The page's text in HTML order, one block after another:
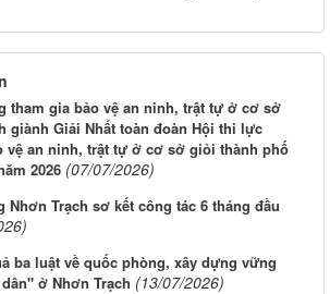
gia bảo vệ an ninh, trật tự ở cơ sở
giành Giải Nhất toàn đoàn Hội thi lực
vệ an ninh, trật tự ở cơ sở giỏi thành phố
2026 (07/07/2026)
Nhơn Trạch sơ kết công tác 6 tháng đầu
ba luật về quốc phòng, xây dựng vững
ở Nhơn Trạch (13/07/2026)